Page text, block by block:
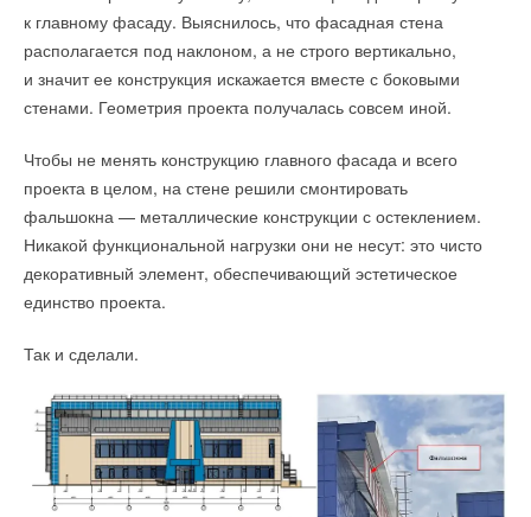
к главному фасаду. Выяснилось, что фасадная стена
располагается под наклоном, а не строго вертикально,
и значит ее конструкция искажается вместе с боковыми
стенами. Геометрия проекта получалась совсем иной.
Чтобы не менять конструкцию главного фасада и всего
проекта в целом, на стене решили смонтировать
фальшокна — металлические конструкции с остеклением.
Никакой функциональной нагрузки они не несут: это чисто
декоративный элемент, обеспечивающий эстетическое
единство проекта.
Так и сделали.